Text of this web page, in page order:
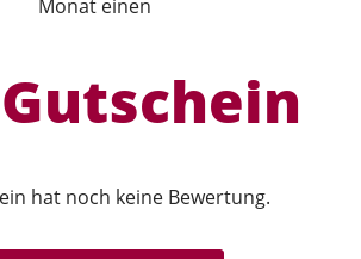
Monat einen
hat noch keine Bewertung.